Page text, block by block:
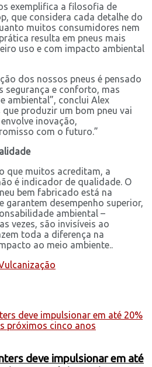
exemplifica a filosofia de
que considera cada detalhe do
muitos consumidores nem
resulta em pneus mais
uso e com impacto ambiental
dos nossos pneus é pensado
segurança e conforto, mas
ambiental”, conclui Alex
produzir um bom pneu vai
inovação,
com o futuro.”
que muitos acreditam, a
é indicador de qualidade. O
bem fabricado está na
garantem desempenho superior,
ambiental –
vezes, são invisíveis ao
toda a diferença na
ao meio ambiente..
deve impulsionar em até